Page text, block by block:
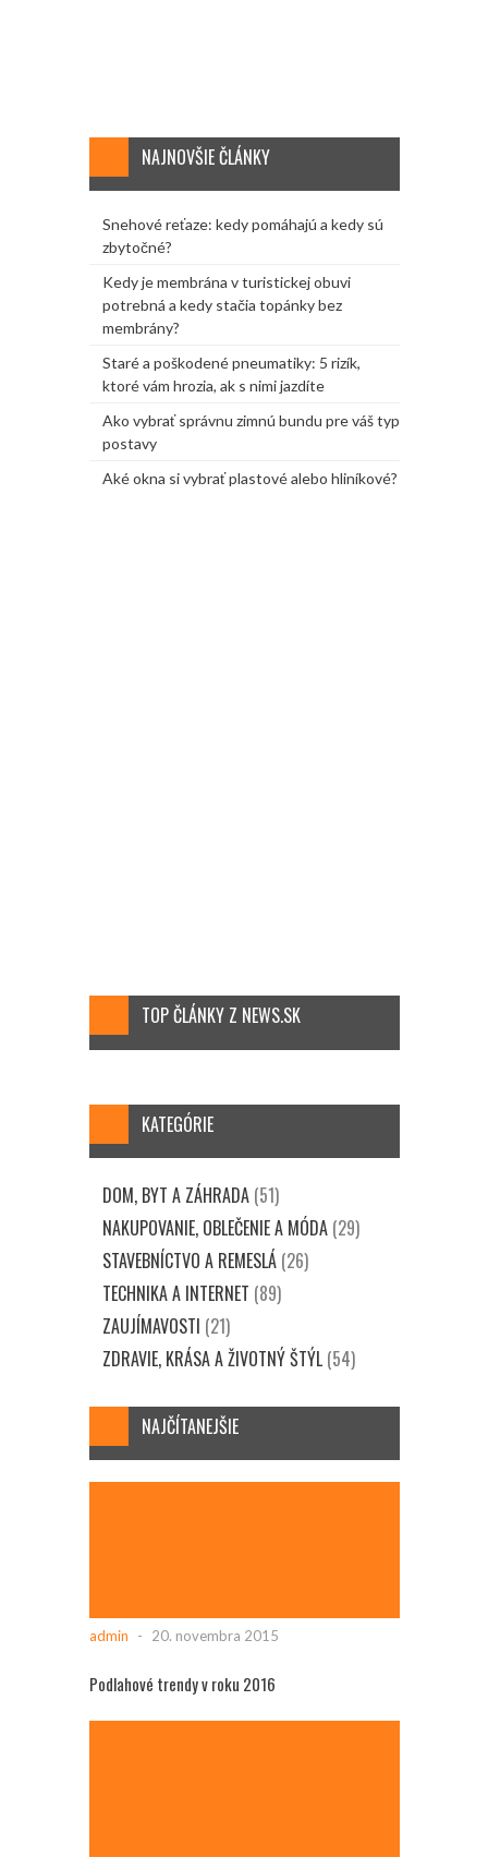
NAJNOVŠIE ČLÁNKY
Snehové reťaze: kedy pomáhajú a kedy sú
zbytočné?
Kedy je membrána v turistickej obuvi
potrebná a kedy stačia topánky bez
membrány?
Staré a poškodené pneumatiky: 5 rizík,
ktoré vám hrozia, ak s nimi jazdíte
Ako vybrať správnu zimnú bundu pre váš typ
postavy
Aké okna si vybrať plastové alebo hliníkové?
TOP ČLÁNKY Z NEWS.SK
KATEGÓRIE
DOM, BYT A ZÁHRADA(51)
NAKUPOVANIE, OBLEČENIE A MÓDA(29)
STAVEBNÍCTVO A REMESLÁ(26)
TECHNIKA A INTERNET (89)
ZAUJÍMAVOSTI (21)
ZDRAVIE, KRÁSA A ŽIVOTNÝ ŠTÝL(54)
NAJČÍTANEJŠIE
admin - 20. novembra 2015
Podlahové trendy v roku 2016